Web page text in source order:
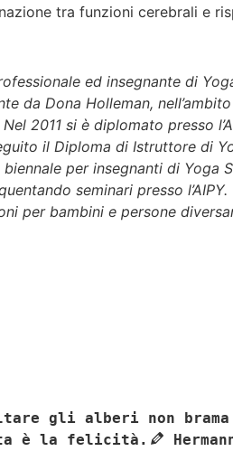
tra funzioni cerebrali e
ed insegnante di
da Dona Holleman,
2011 si è diplomato presso
il Diploma di Istruttore di
per insegnanti di Yoga
seminari presso
per bambini e persone
gli alberi non
è la felicità.